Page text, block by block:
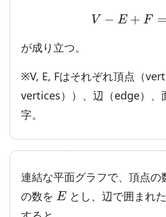
−E + =2
が成り立つ。
※V, E, Fはそれぞれ頂点（
vertices））、辺（edge）、
字。
連結な平面グラフで、頂点の
の数を
E
とし、辺で囲まれ